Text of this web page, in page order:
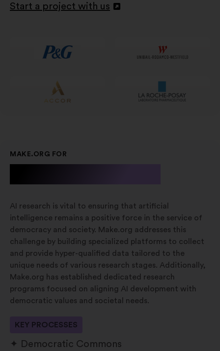
Start a project with us
Abrir
pestaña
MAKE.ORG FOR
AI research is vital to ensuring that artificial
intelligence remains a positive force in the service of
democracy and society. Make.org addresses this
challenge by building specialized platforms to collect
and provide hyper-qualified data tailored to the
unique needs of various research stages. Additionally,
Make.org has established dedicated research
programs focused on aligning AI development with
democratic values and societal needs.
KEY PROCESSES
Democratic Commons